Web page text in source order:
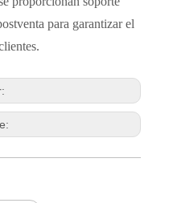
para garantizar el